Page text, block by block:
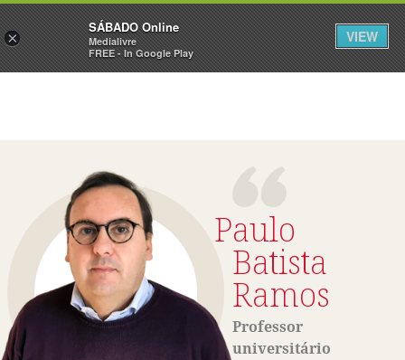
Sábado Assine Iniciar Sessão
Paulo
Batista
Ramos
Professor
universitário
×
SÁBADO Online
Medialivre
FREE - In Google Play
VIEW